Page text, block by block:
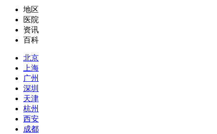
地区
医院
资讯
百科
北京
上海
广州
深圳
天津
杭州
西安
成都